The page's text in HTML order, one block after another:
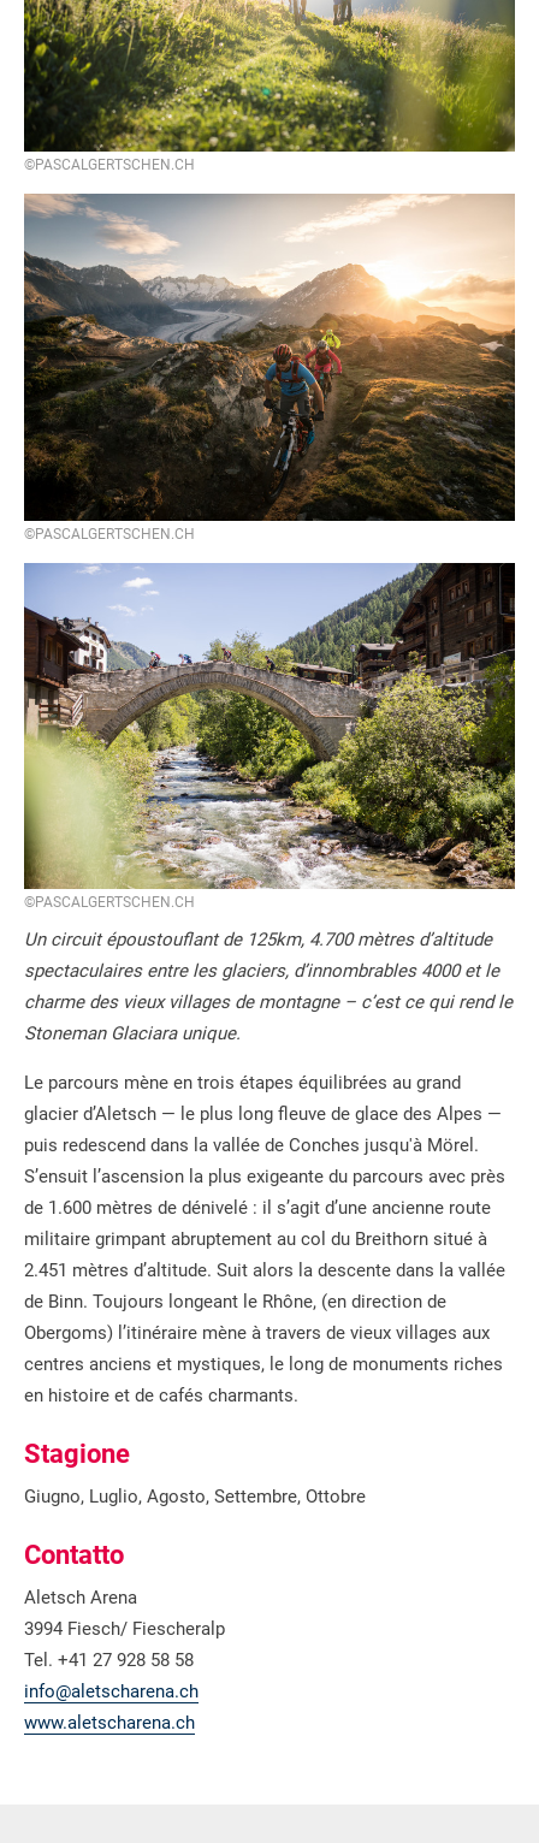
©PASCALGERTSCHEN.CH
©PASCALGERTSCHEN.CH
©PASCALGERTSCHEN.CH
Un circuit époustouflant de 125km, 4.700 mètres d’altitude
spectaculaires entre les glaciers, d’innombrables 4000 et le
charme des vieux villages de montagne – c’est ce qui rend le
Stoneman Glaciara unique.
Le parcours mène en trois étapes équilibrées au grand
glacier d’Aletsch — le plus long fleuve de glace des Alpes —
puis redescend dans la vallée de Conches jusqu'à Mörel.
S’ensuit l’ascension la plus exigeante du parcours avec près
de 1.600 mètres de dénivelé : il s’agit d’une ancienne route
militaire grimpant abruptement au col du Breithorn situé à
2.451 mètres d’altitude. Suit alors la descente dans la vallée
de Binn. Toujours longeant le Rhône, (en direction de
Obergoms) l’itinéraire mène à travers de vieux villages aux
centres anciens et mystiques, le long de monuments riches
en histoire et de cafés charmants.
Stagione
Giugno, Luglio, Agosto, Settembre, Ottobre
Contatto
Aletsch Arena
3994 Fiesch/ Fiescheralp
Tel. +41 27 928 58 58
info@aletscharena.ch
www.aletscharena.ch